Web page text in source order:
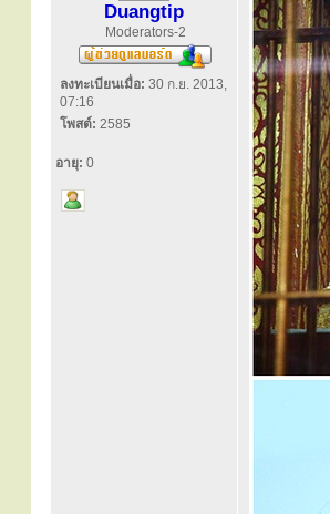
Duangtip
Moderators-2
ลงทะเบียนเมื่อ: 30 ก.ย. 2013,
07:16
โพสต์: 2585
อายุ: 0